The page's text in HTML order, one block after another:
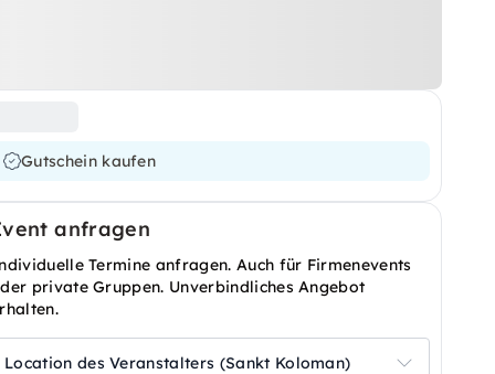
Gutschein kaufen
anfragen
Termine anfragen. Auch für Firmenevents
private Gruppen. Unverbindliches Angebot
Location des Veranstalters (Sankt Koloman)